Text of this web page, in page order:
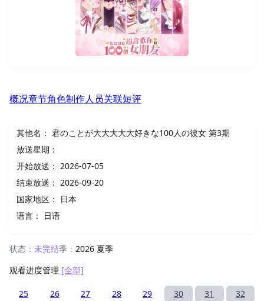
概况章节角色制作人员关联短评
其他名： 君のことが大大大大大好きな100人の彼女 第3期
放送星期：
开始放送： 2026-07-05
结束放送： 2026-09-20
国家地区：
日本
语言：
日语
状态： 未完结季： 2026 夏季
观看进度管理 [全部]
25 26 27 28 29 30 31
32